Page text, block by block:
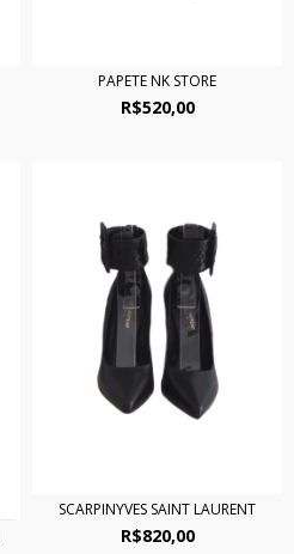
PAPETE NK STORE
R$520,00
SCARPINYVES SAINT LAURENT
R$820,00